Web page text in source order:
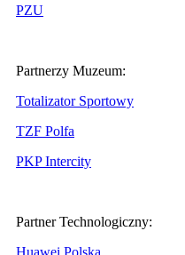
PZU
Partnerzy Muzeum:
Totalizator Sportowy
TZF Polfa
PKP Intercity
Partner Technologiczny:
Huawei Polska